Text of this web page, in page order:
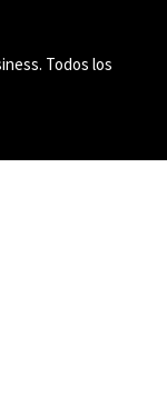
Todos los